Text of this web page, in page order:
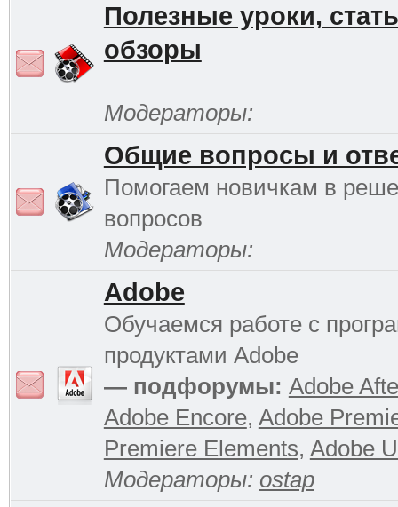
Полезные уроки,
обзоры
Модераторы:
Общие вопросы и
Помогаем новичкам в
вопросов
Модераторы:
Adobe
Обучаемся работе с
продуктами Adobe
— подфорумы: Adobe
Adobe Encore, Adobe
Premiere Elements, Adobe
Модераторы: ostap